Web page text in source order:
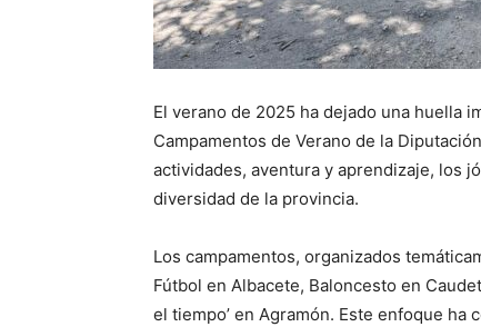
El verano de 2025 ha dejado una huella
Campamentos de Verano de la
actividades, aventura y aprendizaje, los
diversidad de la provincia.
Los campamentos, organizados
Fútbol en Albacete, Baloncesto en
el tiempo’ en Agramón. Este enfoque